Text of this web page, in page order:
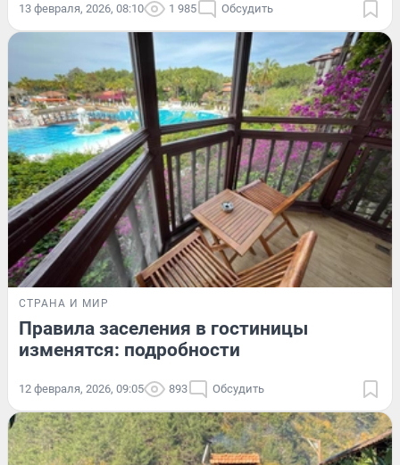
13 февраля, 2026, 08:10 1 985 Обсудить
СТРАНА И МИР
Правила заселения в гостиницы
изменятся: подробности
12 февраля, 2026, 09:05 893 Обсудить